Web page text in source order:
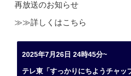
再放送のお知らせ
≫≫詳しくはこちら
2025年7月26日 24時45分~
テレ東「すっかりにちようチャッ